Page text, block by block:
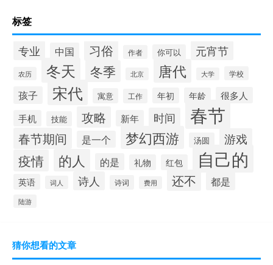
标签
专业 中国 习俗 作者 你可以 元宵节
农历 冬天 冬季 北京 唐代 大学 学校
孩子 宋代 寓意 工作 年初 年龄
很多人
手机
技能 攻略 新年 时间 春节
春节期间 是一个 梦幻西游 汤圆 游戏
疫情 的人 的是 礼物 红包 自己的
英语 词人 诗人 诗词 费用 还不 都是
陆游
猜你想看的文章